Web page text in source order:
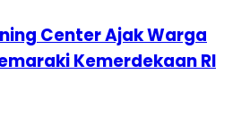
Center Ajak Warga
Kemerdekaan RI